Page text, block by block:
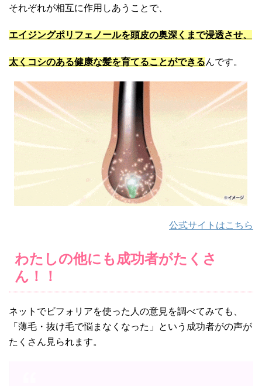
それぞれが相互に作用しあうことで、
エイジングポリフェノールを頭皮の奥深くまで浸透させ、
太くコシのある健康な髪を育てることができるんです。
公式サイトはこちら
わたしの他にも成功者がたくさ
ん！！
ネットでビフォリアを使った人の意見を調べてみても、
「薄毛・抜け毛で悩まなくなった」という成功者がの声が
たくさん見られます。